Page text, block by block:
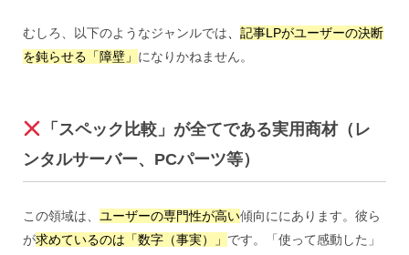
むしろ、以下のようなジャンルでは
記事LPがユーザーの決断
を鈍らせる「障壁」 になりかねません。
「スペック比較」が全てである実用商材（レ
ンタルサーバー、PCパーツ等）
この領域は、 ユーザーの専門性が高い傾向ににあります。彼ら
が求めているのは「数字（事実）」 です。「使って感動した」